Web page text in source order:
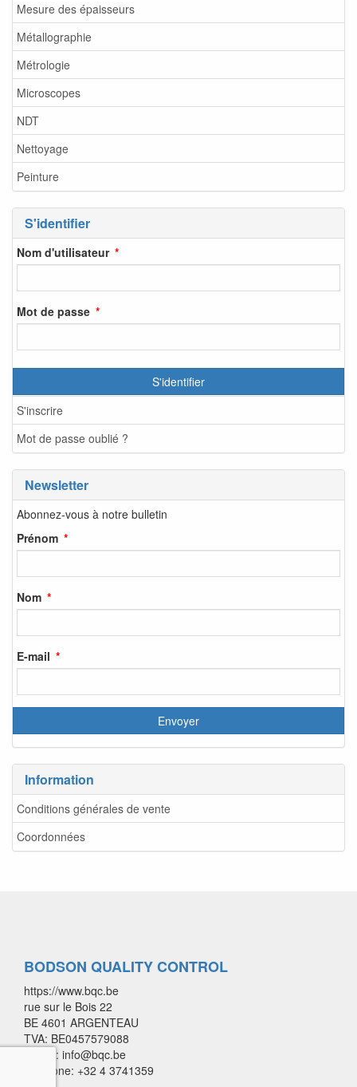
Mesure des épaisseurs
Métallographie
Métrologie
Microscopes
NDT
Nettoyage
Peinture
S'identifier
Nom d'utilisateur
Mot de passe
S'identifier
S'inscrire
Mot de passe oublié ?
Newsletter
Abonnez-vous à notre bulletin
Prénom
Nom
E-mail
Information
Conditions générales de vente
Coordonnées
BODSON QUALITY CONTROL
https://www.bqc.be
rue sur le Bois 22
BE 4601 ARGENTEAU
TVA: BE0457579088
E-mail: info@bqc.be
Télépone: +32 4 3741359